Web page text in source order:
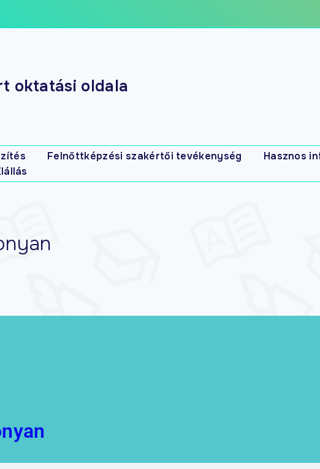
oktatási oldala
Felnőttképzési szakértői tevékenység Hasznos